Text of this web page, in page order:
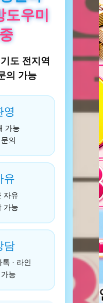
우미
도 전지역
의 가능
영
가능
의
유
자유
가능
담
톡 · 라인
능